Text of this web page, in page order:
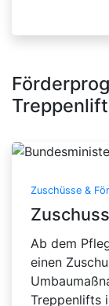
Zuschüsse &
Ab dem
einen
Treppenlifts